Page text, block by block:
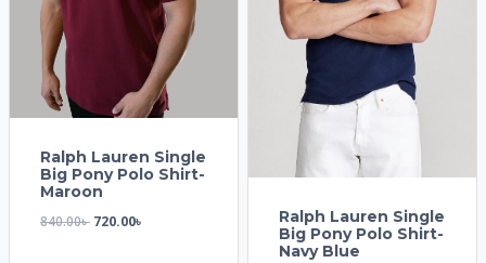
Ralph Lauren Single
Big Pony Polo Shirt-
Maroon
840.00৳ 720.00৳
Ralph Lauren Single
Big Pony Polo Shirt-
Navy Blue